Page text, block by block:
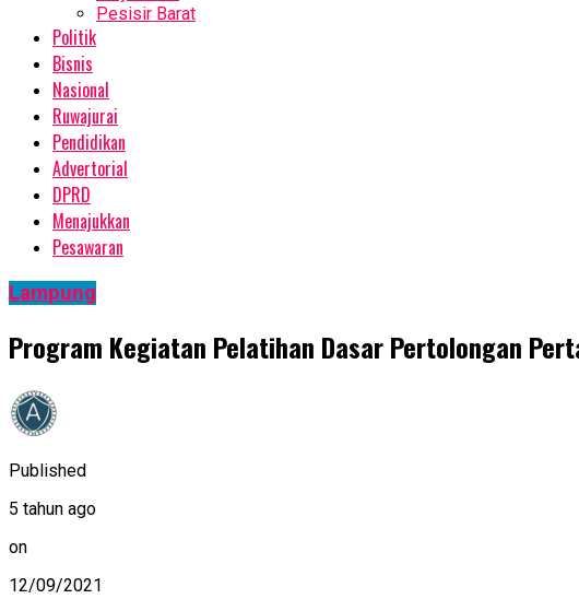
Pesisir Barat
Politik
Bisnis
Nasional
Ruwajurai
Pendidikan
Advertorial
DPRD
Menajukkan
Pesawaran
Lampung
Program Kegiatan Pelatihan Dasar Pertolongan
Published
5 tahun ago
on
12/09/2021